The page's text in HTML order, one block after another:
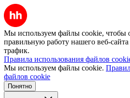
Мы используем файлы cookie, чтобы
правильную работу нашего веб-сайта
трафик.
Правила использования файлов
Мы используем файлы cookie.
файлов cookie
Понятно